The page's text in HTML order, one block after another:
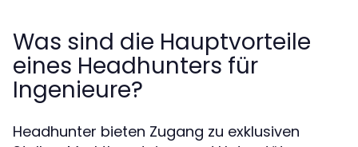
Was sind die Hauptvorteile
eines Headhunters für
Ingenieure?
Headhunter bieten Zugang zu exklusiven